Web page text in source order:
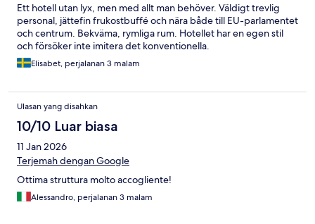
Ett hotell utan lyx, men med allt man behöver. Väldigt trevlig
personal, jättefin frukostbuffé och nära både till EU-parlamentet
och centrum. Bekväma, rymliga rum. Hotellet har en egen stil
och försöker inte imitera det konventionella.
Elisabet, perjalanan 3 malam
Ulasan yang disahkan
10/10 Luar biasa
11 Jan 2026
Terjemah dengan Google
Ottima struttura molto accogliente!
Alessandro, perjalanan 3 malam